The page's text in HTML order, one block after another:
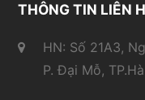
THÔNG TIN LIÊN
HN: Số 21A3,
P. Đại Mỗ,